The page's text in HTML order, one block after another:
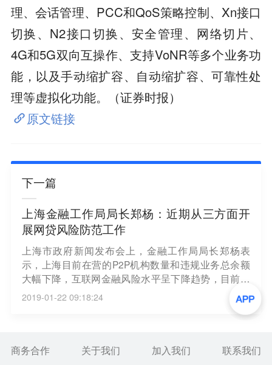
理、会话管理、PCC和QoS策略控制、Xn接口
切换、N2接口切换、安全管理、网络切片、
4G和5G双向互操作、支持VoNR等多个业务功
能，以及手动缩扩容、自动缩扩容、可靠性处
理等虚拟化功能。（证券时报）
原文链接
下一篇
上海金融工作局局长郑杨：近期从三方面开
展网贷风险防范工作
上海市政府新闻发布会上，金融工作局局长郑杨表
示，上海目前在营的P2P机构数量和违规业务总余额
大幅下降，互联网金融风险水平呈下降趋势，目前整
体风险可控。他表示，近期正在做三方面工作。一是
依法开展合规检查，按照网络借贷行业一个办法、三
个指引的工作原则，指导督促网络借贷机构合规经
出行为。三是依法保护投资者权益。（上证报）
2019-01-22 09:18:24
商务合作 关于我们 加入我们 联系我们